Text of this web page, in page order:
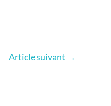
Article suivant →